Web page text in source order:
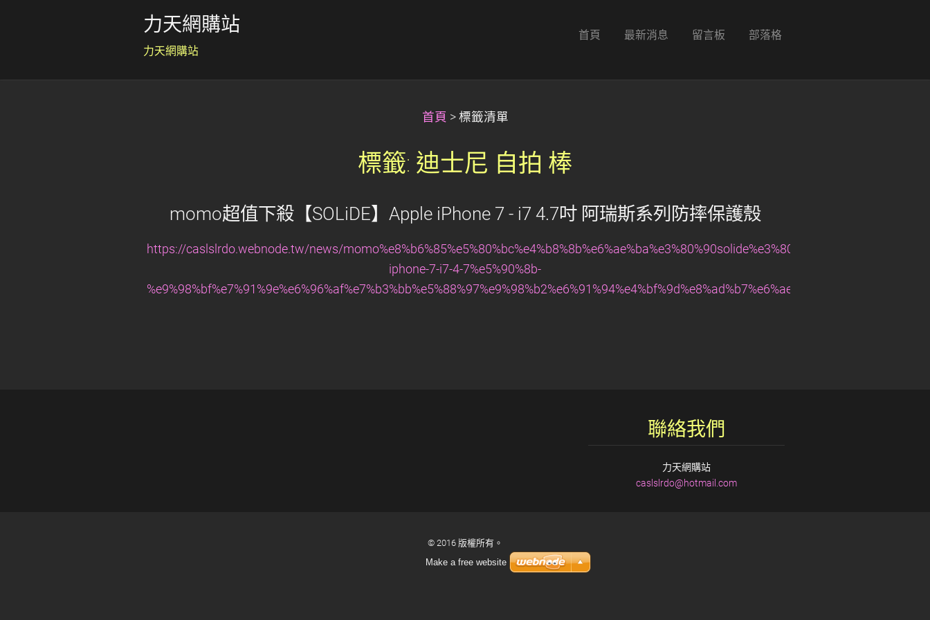
力天網購站
力天網購站
首頁 最新消息 留言板 部落格
首頁 > 標籤清單
標籤: 迪士尼 自拍 棒
momo超值下殺【SOLiDE】Apple iPhone 7 - i7 4.7吋 阿瑞斯系列防摔保護殼
https://caslslrdo.webnode.tw/news/momo%e8%b6%85%e5%80%bc%e4%b8%8b%e6%ae%ba%e3%80%90solide%e3%80%91apple-
iphone-7-i7-4-7%e5%90%8b-
%e9%98%bf%e7%91%9e%e6%96%af%e7%b3%bb%e5%88%97%e9%98%b2%e6%91%94%e4%bf%9d%e8%ad%b7%e6%ae%bc/
聯絡我們
力天網購站
caslslrdo@hotmai l.com
© 2016 版權所有。
Make a free website